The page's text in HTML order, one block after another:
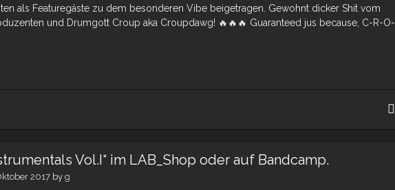
als Featuregäste zu dem besonderen Vibe beigetragen. Gewohnt dicker Shit vom
und Drumgott Croup aka Croupdawg! 🔥🔥🔥 Guaranteed jus because, C-R-O-
Vol.I“ im LAB_Shop oder auf Bandcamp.
2017 by g